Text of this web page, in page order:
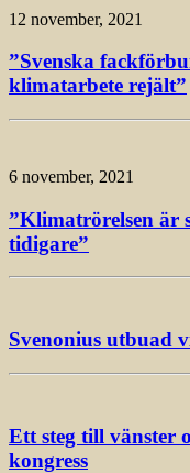
12 november, 2021
”Svenska
klimatarbete rejält”
6 november, 2021
”Klimatrörelsen är
tidigare”
Svenonius utbuad
Ett steg till vänster
kongress